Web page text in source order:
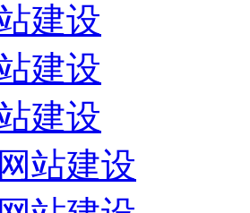
建设
建设
建设
站建设